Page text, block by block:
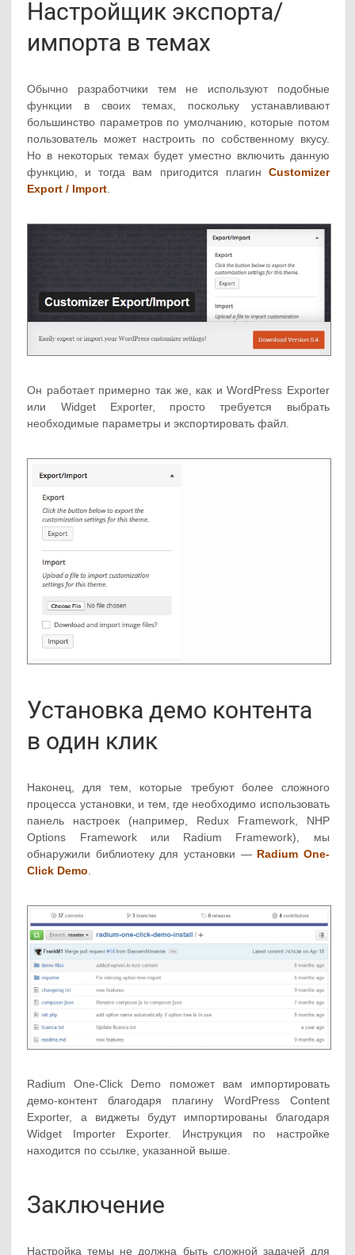
Настройщик экспорта/
импорта в темах
Обычно разработчики тем не используют подобные
функции в своих темах, поскольку устанавливают
большинство параметров по умолчанию, которые потом
пользователь может настроить по собственному вкусу.
Но в некоторых темах будет уместно включить данную
функцию, и тогда вам пригодится плагин Customizer
Export / Import
Он работает примерно так же, как и WordPress Exporter
или Widget Exporter, просто требуется выбрать
необходимые параметры и экспортировать файл.
Установка демо контента
в один клик
Наконец, для тем, которые требуют более сложного
процесса установки, и тем, где необходимо использовать
панель настроек (например, Redux Framework, NHP
Options Framework или Radium Framework), мы
обнаружили библиотеку для установки — Radium One-
Click Demo
Radium One-Click Demo поможет вам импортировать
демо-контент благодаря плагину WordPress Content
Exporter, а виджеты будут импортированы благодаря
Widget Importer Exporter. Инструкция по настройке
находится по ссылке, указанной выше.
Заключение
Настройка темы не должна быть сложной задачей для